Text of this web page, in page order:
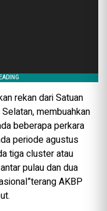
rekan dari Satuan
membuahkan
beberapa perkara
periode agustus
tiga cluster atau
pulau dan dua
AKBP